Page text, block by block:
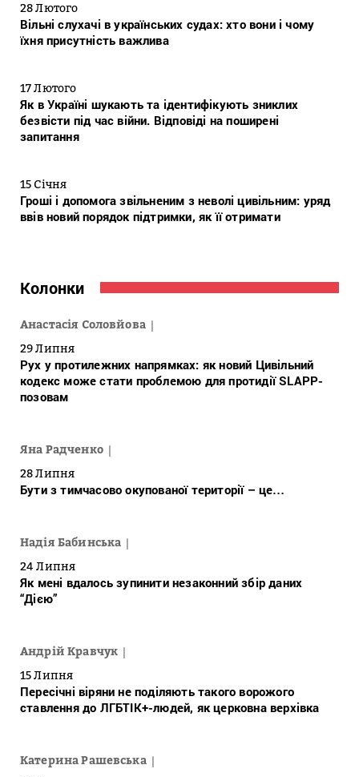
28 Лютого
Вільні слухачі в українських судах: хто вони і чому
їхня присутність важлива
17 Лютого
Як в Україні шукають та ідентифікують зниклих
безвісти під час війни. Відповіді на поширені
запитання
15 Січня
Гроші і допомога звільненим з неволі цивільним: уряд
ввів новий порядок підтримки, як її отримати
Колонки
Анастасія Соловйова
29 Липня
Рух у протилежних напрямках: як новий Цивільний
кодекс може стати проблемою для протидії SLAPP-
позовам
Яна Радченко
28 Липня
Бути з тимчасово окупованої території – це…
Надія Бабинська
24 Липня
Як мені вдалось зупинити незаконний збір даних
“Дією”
Андрій Кравчук
15 Липня
Пересічні віряни не поділяють такого ворожого
ставлення до ЛГБТІК+-людей, як церковна верхівка
Катерина Рашевська